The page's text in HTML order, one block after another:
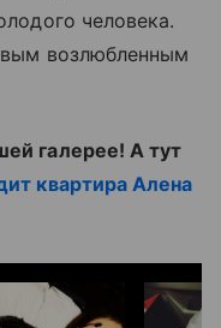
человека.
возлюбленным
галерее! А тут
квартира Алена